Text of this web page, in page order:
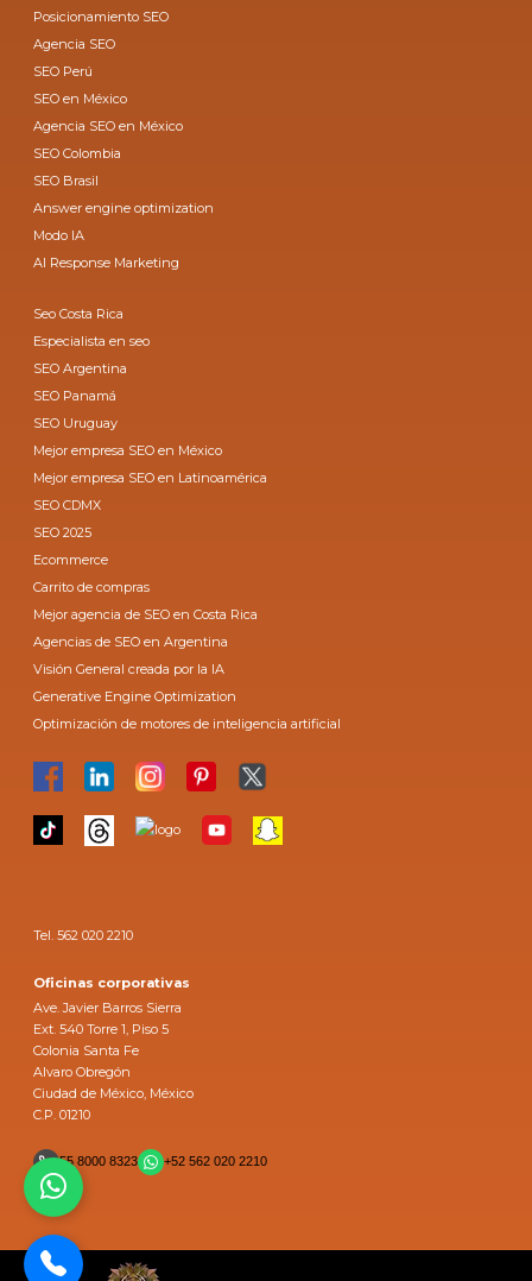
Posicionamiento SEO
Agencia SEO
SEO Perú
SEO en México
Agencia SEO en México
SEO Colombia
SEO Brasil
Answer engine optimization
Modo IA
AI Response Marketing
Seo Costa Rica
Especialista en seo
SEO Argentina
SEO Panamá
SEO Uruguay
Mejor empresa SEO en México
Mejor empresa SEO en Latinoamérica
SEO CDMX
SEO 2025
Ecommerce
Carrito de compras
Mejor agencia de SEO en Costa Rica
Agencias de SEO en Argentina
Visión General creada por la IA
Generative Engine Optimization
Optimización de motores de inteligencia artificial
Tel. 562 020 2210
Oficinas corporativas
Ave. Javier Barros Sierra
Ext. 540 Torre 1, Piso 5
Colonia Santa Fe
Alvaro Obregón
Ciudad de México, México
C.P. 01210
55 8000 8323 +52 562 020 2210